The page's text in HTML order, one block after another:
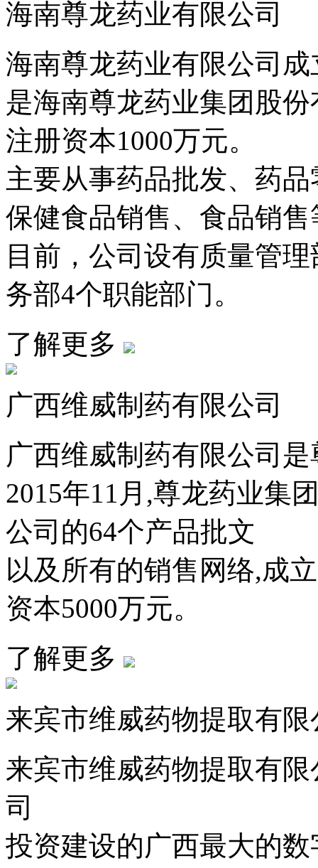
海南尊龙药业有限公司
海南尊龙药业有限公司成
是海南尊龙药业集团股
注册资本1000万元。
主要从事药品批发、药
保健食品销售、食品销
目前，公司设有质量管
务部4个职能部门。
了解更多
广西维威制药有限公司
广西维威制药有限公司
2015年11月,尊龙药业集
公司的64个产品批文
以及所有的销售网络,成
资本5000万元。
了解更多
来宾市维威药物提取有限
来宾市维威药物提取有
司
投资建设的广西最大的